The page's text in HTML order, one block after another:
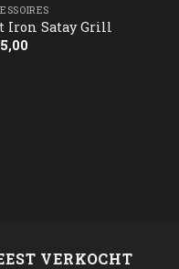
Iron Satay Grill
VERKOCHT